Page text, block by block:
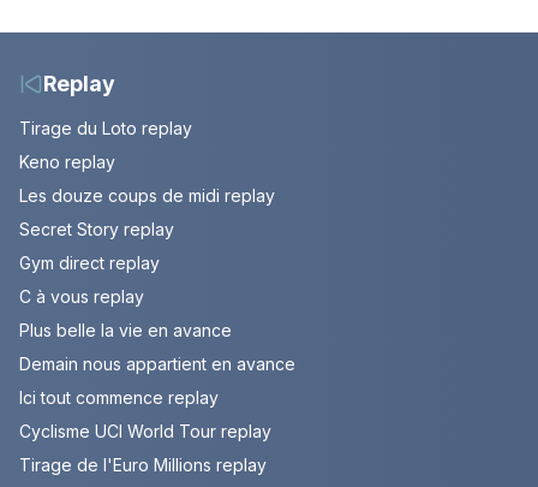
août 2026 (spoiler)
Montbrison et
Replay
Tirage du Loto replay
Keno replay
Les douze coups de midi replay
Secret Story replay
Gym direct replay
C à vous replay
Plus belle la vie en avance
Demain nous appartient en avance
Ici tout commence replay
Cyclisme UCI World Tour replay
Tirage de l'Euro Millions replay